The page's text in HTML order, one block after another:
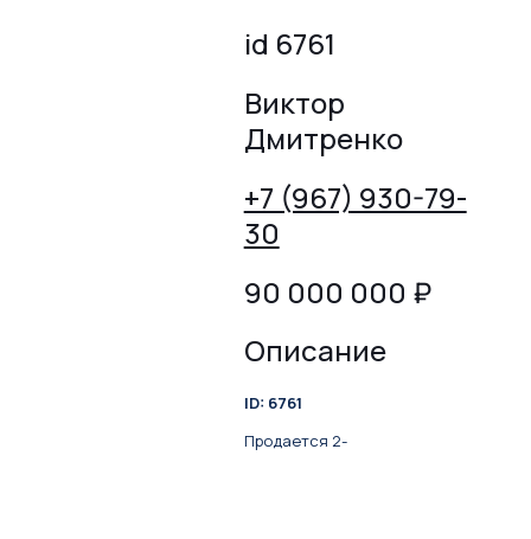
id 6761
Виктор
Дмитренко
+7 (967) 930-79-
30
90 000 000 ₽
Описание
ID: 6761
Продается 2-